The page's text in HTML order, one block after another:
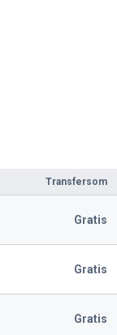
Transfersom
Gratis
Gratis
Gratis